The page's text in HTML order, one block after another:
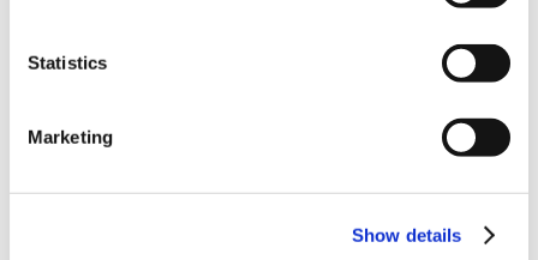
Statistics
Marketing
Show details